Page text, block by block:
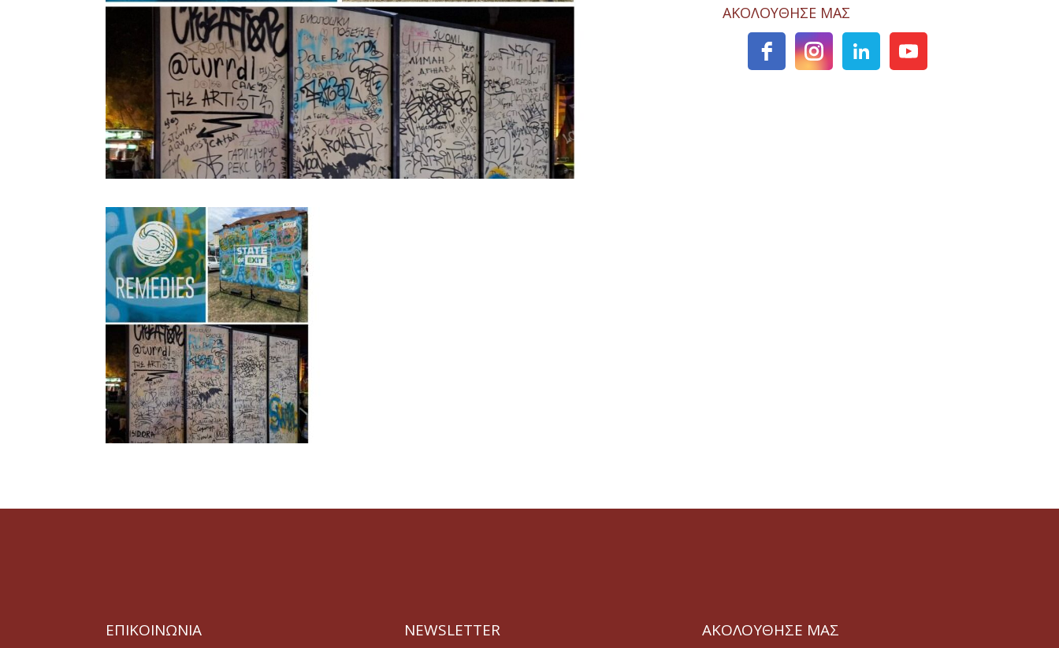
ΑΚΟΛΟΥΘΗΣΕ ΜΑΣ
ΕΠΙΚΟΙΝΩΝΙΑ NEWSLETTER ΑΚΟΛΟΥΘΗΣΕ ΜΑΣ